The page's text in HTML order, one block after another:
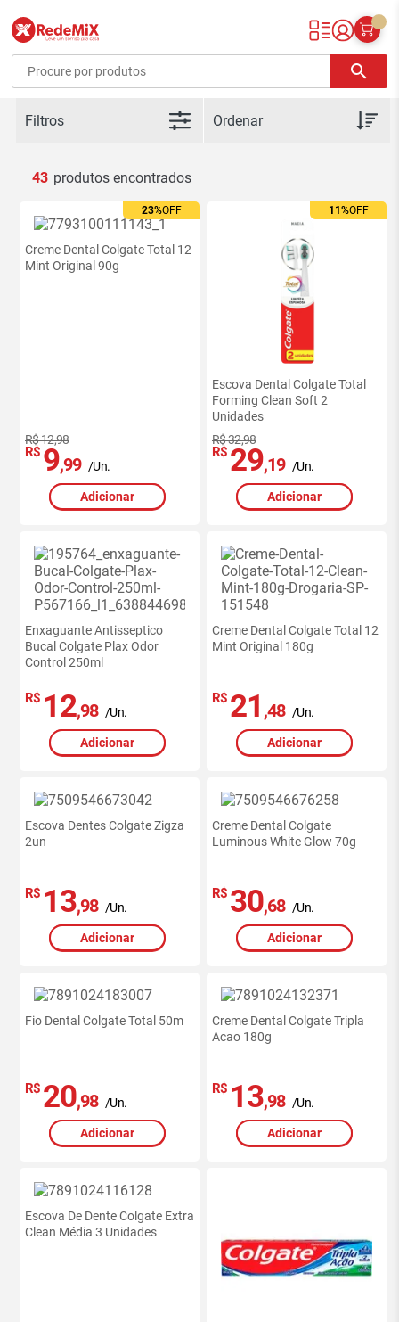
Redemix – Supermercado Online
search
Filtros
43
23%OFF
Creme Dental Colgate Total 12
Mint Original 90g
R$ 12,98
R$ 9,99 /Un.
Adicionar
11%OFF
Escova Dental Colgate Total
Forming Clean Soft 2
Unidades
R$ 32,98
R$ 29,19 /Un.
Adicionar
Enxaguante Antisseptico
Bucal Colgate Plax Odor
Control 250ml
R$ 12,98 /Un.
Adicionar
Creme Dental Colgate Total 12
Mint Original 180g
R$ 21 ,48 /Un.
Adicionar
Escova Dentes Colgate Zigza
2un
R$ 13,98 /Un.
Adicionar
Creme Dental Colgate
Luminous White Glow 70g
R$ 30,68 /Un.
Adicionar
Fio Dental Colgate Total 50m
R$ 20,98 /Un.
Adicionar
Creme Dental Colgate Tripla
Acao 180g
R$ 13,98 /Un.
Adicionar
Escova De Dente Colgate Extra
Clean Média 3 Unidades